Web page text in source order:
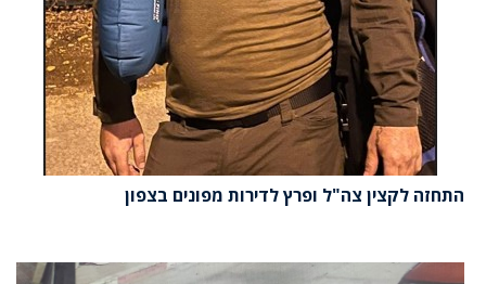
התחזה לקצין צה"ל ופרץ לדירות מפונים בצפון